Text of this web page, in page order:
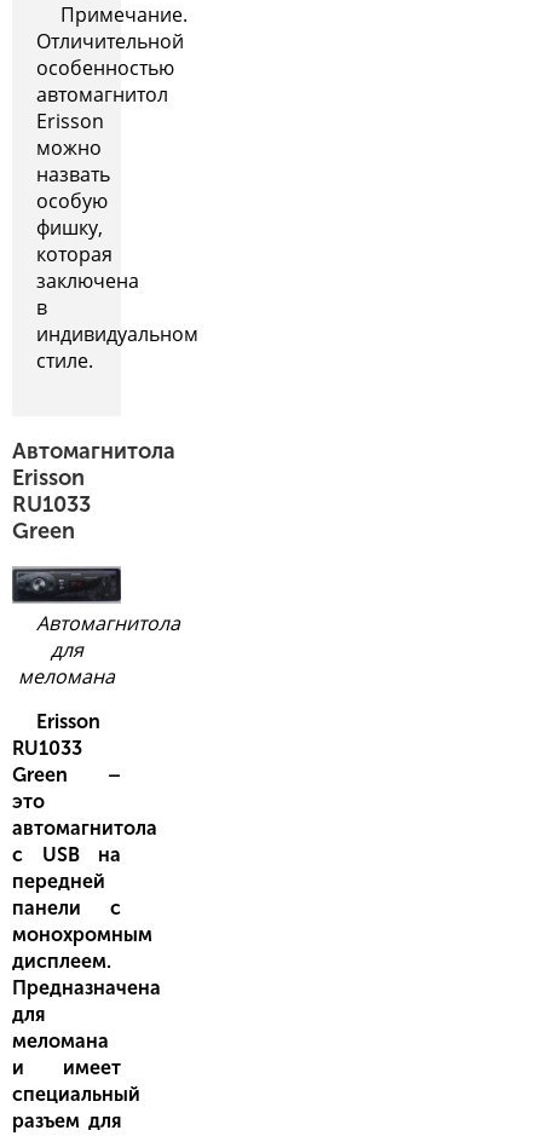
Примечание.
Отличительной
особенностью
автомагнитол
Erisson
можно
назвать
особую
фишку,
которая
заключена
в
индивидуальном
стиле.
Автомагнитола
Erisson
RU1033
Green
Автомагнитола
для
меломана
Erisson
RU1033
Green –
это
автомагнитола
с USB на
передней
панели с
монохромным
дисплеем.
Предназначена
для
меломана
и имеет
специальный
разъем для